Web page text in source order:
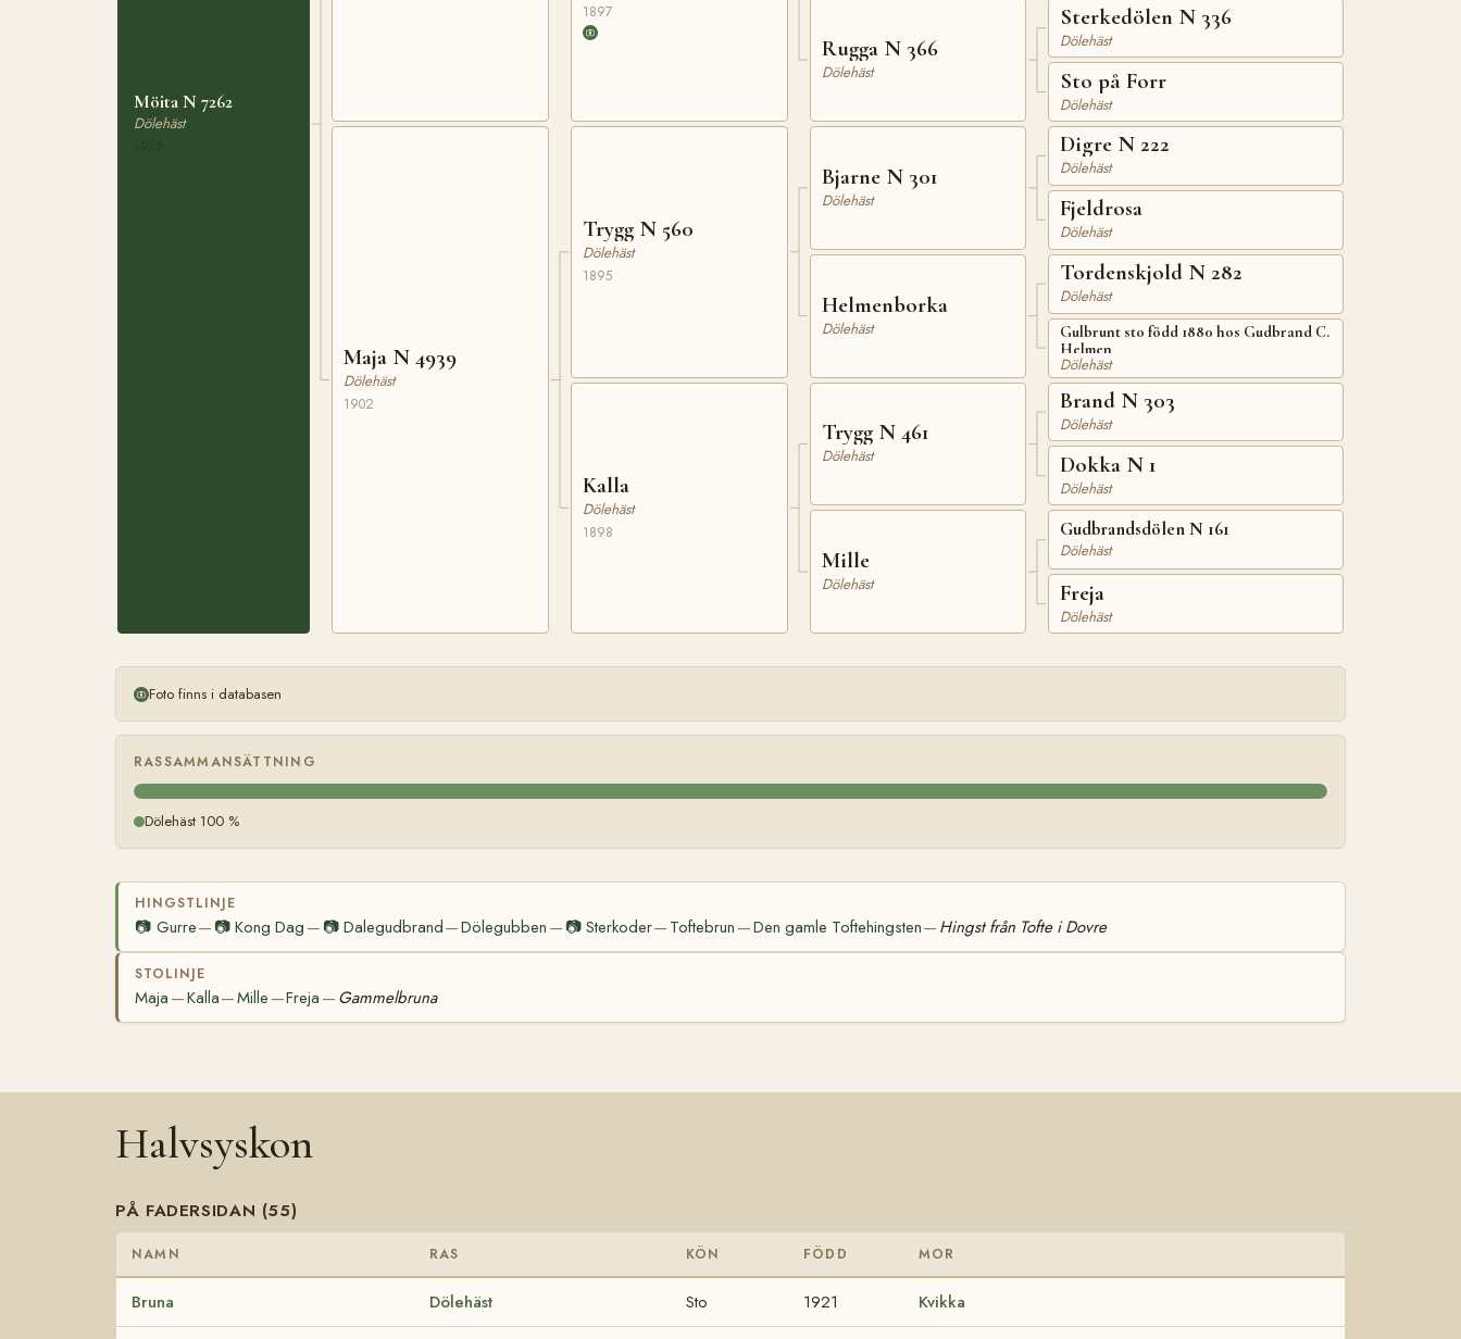
Möita N 7262
Dölehäst
Maja N 4939
Dölehäst
1902
1897
Trygg N 560
Dölehäst
1895
Kalla
Dölehäst
1898
Rugga N 366
Dölehäst
Bjarne N 301
Dölehäst
Helmenborka
Dölehäst
Trygg N 461
Dölehäst
Mille
Dölehäst
Sterkedölen N 336
Dölehäst
Sto på Forr
Dölehäst
Digre N 222
Dölehäst
Fjeldrosa
Dölehäst
Tordenskjold N 282
Dölehäst
Gulbrunt sto född 1880 hos Gudbrand C.
Helmen
Dölehäst
Brand N 303
Dölehäst
Dokka N 1
Dölehäst
Gudbrandsdölen N 161
Dölehäst
Freja
Dölehäst
Foto finns i databasen
RASSAMMANSÄTTNING
Dölehäst 100 %
HINGSTLINJE
📷 Gurre— 📷Kong Dag — 📷 Dalegudbrand—Dölegubben — 📷 Sterkoder— Toftebrun —Den gamle Toftehingsten— Hingst från Tofte i Dovre
STOLINJE
Maja —Kalla—Mille —Freja — Gammelbruna
Halvsyskon
PÅ FADERSIDAN (55)
NAMN RAS KÖN FÖDD MOR
Bruna Dölehäst Sto 1921 Kvikka